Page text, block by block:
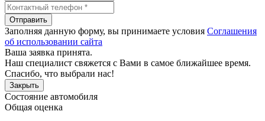
Отправить
Заполняя данную форму, вы принимаете условия Соглашения
об использовании сайта
Ваша заявка принята.
Наш специалист свяжется с Вами в самое ближайшее время.
Спасибо, что выбрали нас!
Закрыть
Состояние автомобиля
Общая оценка